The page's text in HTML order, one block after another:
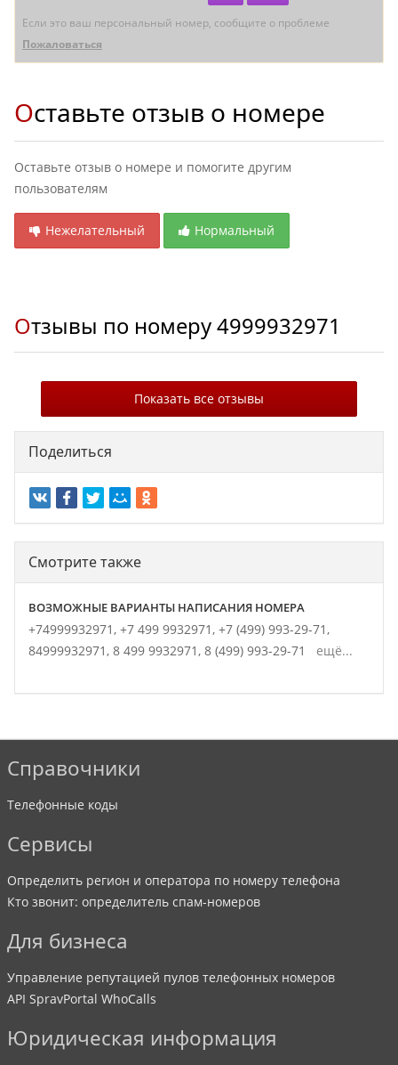
Если это ваш персональный номер, сообщите о проблеме
Пожаловаться
Оставьте отзыв о номере
Оставьте отзыв о номере и помогите другим
пользователям
Нежелательный Нормальный
Отзывы по номеру4999932971
Показать все отзывы
Поделиться
Смотрите также
ВОЗМОЖНЫЕ ВАРИАНТЫ НАПИСАНИЯ НОМЕРА
+74999932971, +7 499 9932971, +7 (499) 993-29-71,
84999932971, 8 499 9932971, 8 (499) 993-29-71 ещё...
Справочники
Телефонные коды
Сервисы
Определить регион и оператора по номеру телефона
Кто звонит: определитель спам-номеров
Для бизнеса
Управление репутацией пулов телефонных номеров
API SpravPortal WhoCalls
Юридическая информация